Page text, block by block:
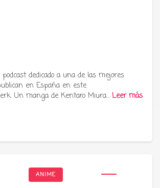
dedicado a una de las mejores
en España en este
Un manga de Kentaro Miura… Leer más
ANIME